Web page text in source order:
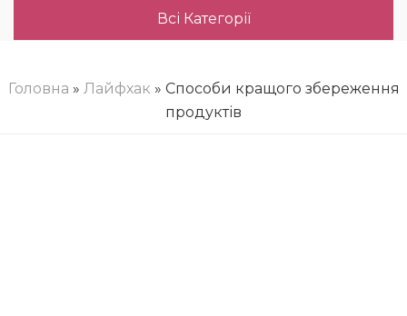
Всі Категорії
Головна » Лайфхак » Способи кращого збереження
продуктів